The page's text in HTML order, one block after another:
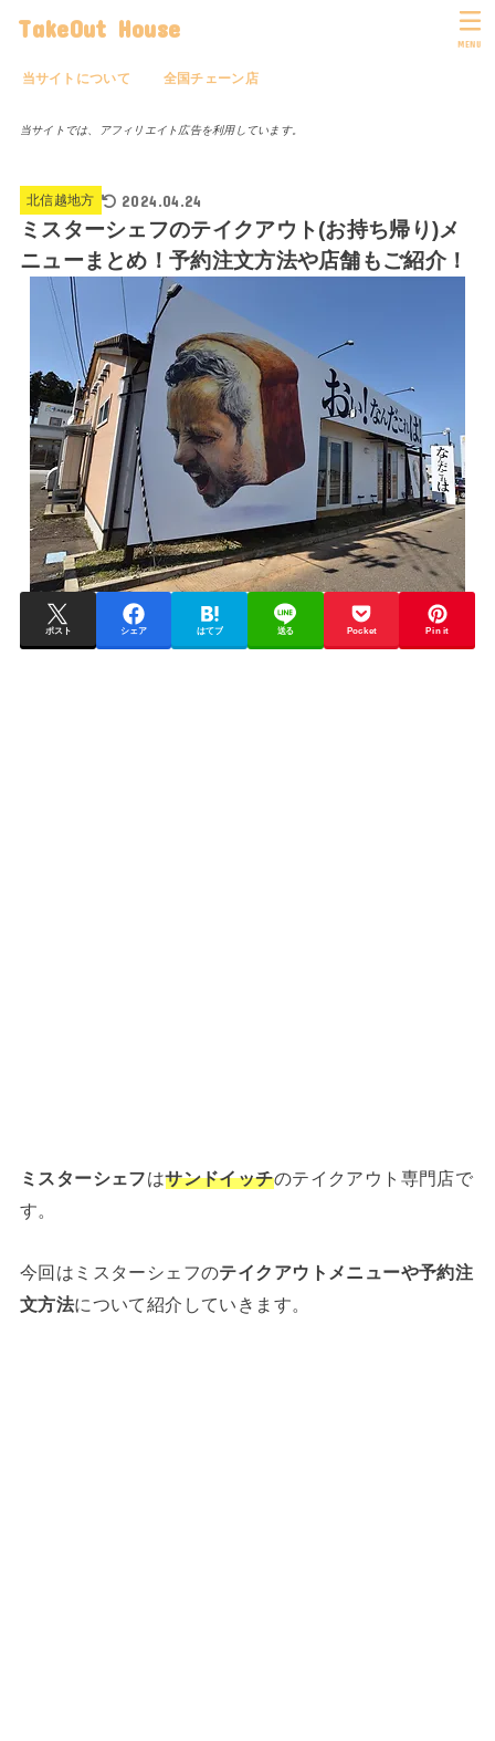
TakeOut House
当サイトについて 全国チェーン店
MENU
当サイトでは、アフィリエイト広告を利用しています。
北信越地方 2024.04.24
ミスターシェフのテイクアウト(お持ち帰り)メ
ニューまとめ！予約注文方法や店舗もご紹介！
ポスト シェア はてブ 送る Pocket Pin it
ミスターシェフはサンドイッチのテイクアウト専門店で
す。
今回はミスターシェフのテイクアウトメニューや予約注
文方法について紹介していきます。